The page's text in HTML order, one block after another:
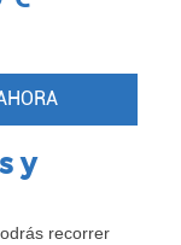
y
recorrer